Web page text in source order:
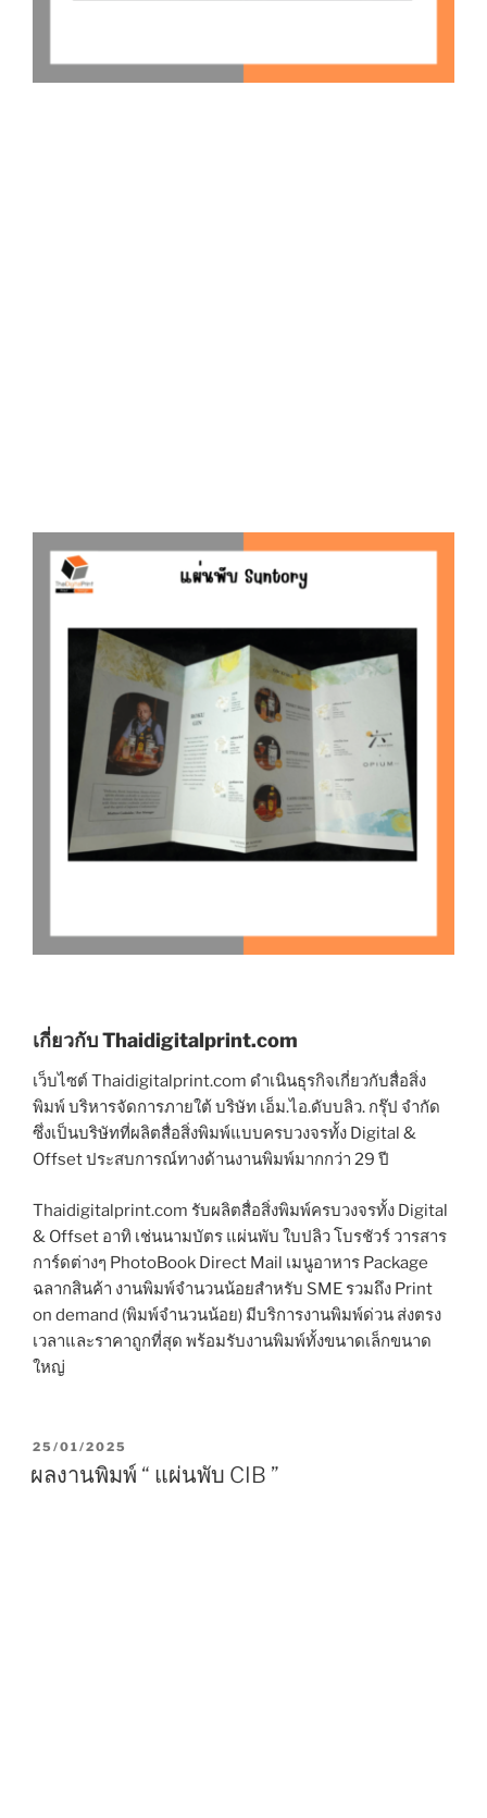
เกี่ยวกับ Thaidigitalprint.com
เว็บไซต์ Thaidigitalprint.com ดำเนินธุรกิจเกี่ยวกับสื่อสิ่ง
พิมพ์ บริหารจัดการภายใต้ บริษัท เอ็ม.ไอ.ดับบลิว. กรุ๊ป จำกัด
ซึ่งเป็นบริษัทที่ผลิตสื่อสิ่งพิมพ์แบบครบวงจรทั้ง Digital &
Offset ประสบการณ์ทางด้านงานพิมพ์มากกว่า 29 ปี
Thaidigitalprint.com รับผลิตสื่อสิ่งพิมพ์ครบวงจรทั้ง Digital
& Offset อาทิ เช่นนามบัตร แผ่นพับ ใบปลิว โบรชัวร์ วารสาร
การ์ดต่างๆ PhotoBook Direct Mail เมนูอาหาร Package
ฉลากสินค้า งานพิมพ์จำนวนน้อยสำหรับ SME รวมถึง Print
on demand (พิมพ์จำนวนน้อย) มีบริการงานพิมพ์ด่วน ส่งตรง
เวลาและราคาถูกที่สุด พร้อมรับงานพิมพ์ทั้งขนาดเล็กขนาด
ใหญ่
P
S
25/01/2025
ผลงานพิมพ์ “ แผ่นพับ CIB ”